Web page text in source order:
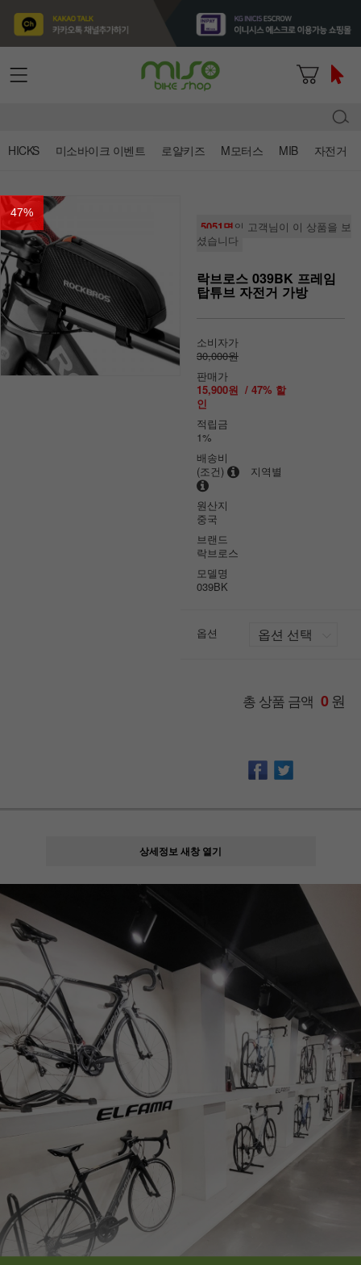
HICKS 미소바이크 이벤트 로얄키즈 M모터스 MIB 자전거
47%
5051명의 고객님이 이 상품을 보
셨습니다
락브로스 039BK 프레임
탑튜브 자전거 가방
소비자가
30,000원
판매가
15,900원 / 47% 할
인
적립금
1%
배송비
(조건)
지역별
원산지
중국
브랜드
락브로스
모델명
039BK
옵션
총 상품 금액 0원
상세정보 새창 열기